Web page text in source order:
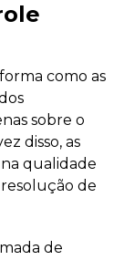
como as
sobre o
disso, as
qualidade
de
de